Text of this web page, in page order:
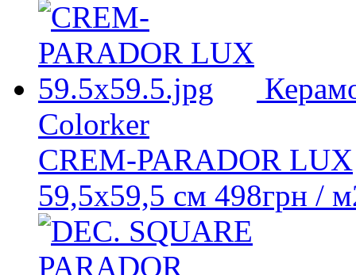
Colorker
CREM-PARADOR LUX
59,5x59,5 см 498грн /